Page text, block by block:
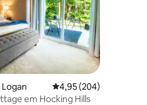
5, 152 avaliações
Logan 4,95 de uma avaliação
4,95 (204)
em Hocking Hills